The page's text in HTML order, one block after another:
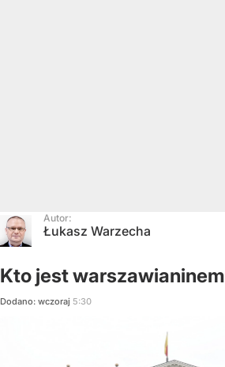
Autor:
Łukasz Warzecha
Kto jest warszawianinem
Dodano: wczoraj 5:30